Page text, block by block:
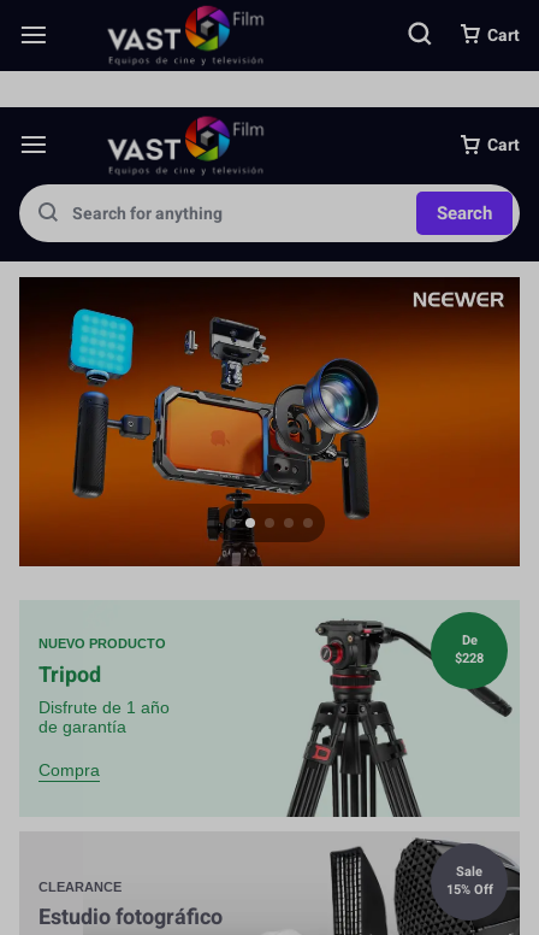
Somos una importante empresa importadora directa de equipos
Cart
Search
Cart
Jaula para Cámara
Más
NUEVO PRODUCTO
Tripod
Disfrute de 1 año
de garantía
Compra
De
$228
CLEARANCE
Estudio fotográfico
Sale
15% Off